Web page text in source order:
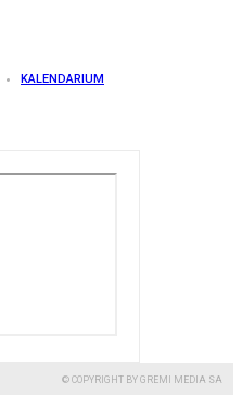
KALENDARIUM
© COPYRIGHT BY GREMI MEDIA SA